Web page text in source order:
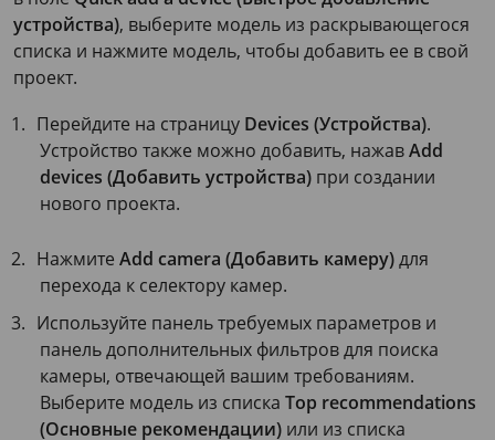
устройства), выберите модель из раскрывающегося
списка и нажмите модель, чтобы добавить ее в свой
проект.
Перейдите на страницу Devices (Устройства).
Устройство также можно добавить, нажавAdd
devices (Добавить устройства) при создании
нового проекта.
НажмитеAdd camera (Добавить камеру)для
перехода к селектору камер.
Используйте панель требуемых параметров и
панель дополнительных фильтров для поиска
камеры, отвечающей вашим требованиям.
Выберите модель из списка Top recommendations
(Основные рекомендации) или из списка